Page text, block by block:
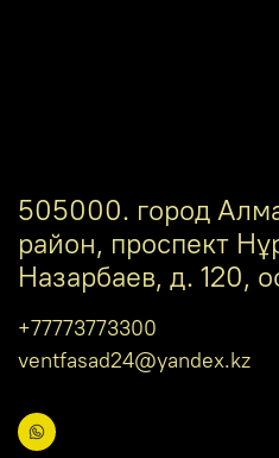
505000. город
район, проспект
Назарбаев, д. 120,
+77773773300
ventfasad24@yandex.kz